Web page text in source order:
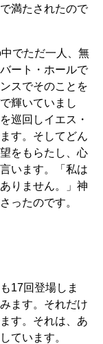
満たされたので
でただ一人、無
ート・ホールで
スでそのことを
輝いていまし
巡回しイエス・
す。そしてどん
をもらたし、心
います。「私は
りません。」神
ったのです。
17回登場しま
ます。それだけ
す。それは、あ
ています。